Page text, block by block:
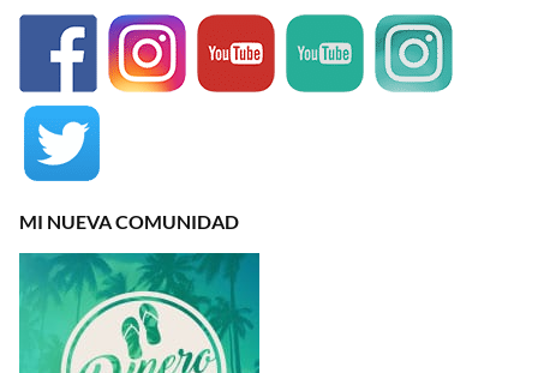
MI NUEVA COMUNIDAD